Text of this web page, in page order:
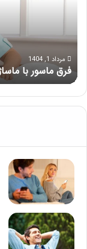
با ماساژور چیست؟